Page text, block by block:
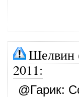
Шелвин
2011:
@Гарик: